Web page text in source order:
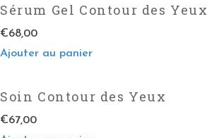
Sérum Gel Contour des Yeux
€68,00
Ajouter au panier
Soin Contour des Yeux
€67,00